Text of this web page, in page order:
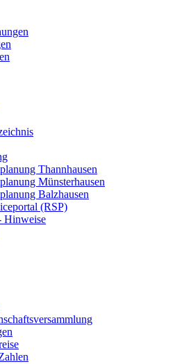
Thannhausen
Münsterhausen
Balzhausen
(RSP)
Hinweise